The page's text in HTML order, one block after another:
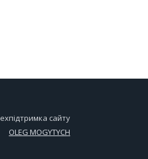
сайту
OLEG MOGYTYCH